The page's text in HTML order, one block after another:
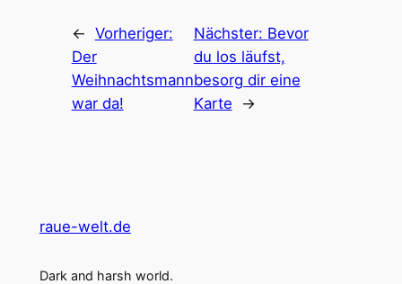
← Vorheriger:
Der
Weihnachtsmann
war da!
Nächster: Bevor
du los läufst,
besorg dir eine
Karte
→
raue-welt.de
Dark and harsh world.